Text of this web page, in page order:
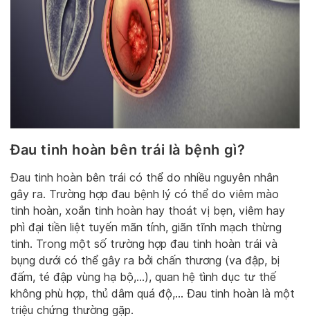
Đau tinh hoàn bên trái là bệnh gì?
Đau tinh hoàn bên trái có thể do nhiều nguyên nhân
gây ra. Trường hợp đau bệnh lý có thể do viêm mào
tinh hoàn, xoắn tinh hoàn hay thoát vị bẹn, viêm hay
phì đại tiền liệt tuyến mãn tính, giãn tĩnh mạch thừng
tinh. Trong một số trường hợp đau tinh hoàn trái và
bụng dưới có thể gây ra bởi chấn thương (va đập, bị
đấm, té đập vùng hạ bộ,…), quan hệ tình dục tư thế
không phù hợp, thủ dâm quá độ,… Đau tinh hoàn là một
triệu chứng thường gặp.